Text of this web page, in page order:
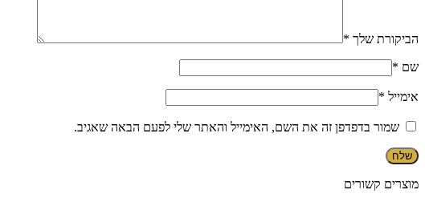
הביקורת שלך *
שם *
אימייל *
שמור בדפדפן זה את השם, האימייל והאתר שלי לפעם הבאה שאגיב.
מוצרים קשורים